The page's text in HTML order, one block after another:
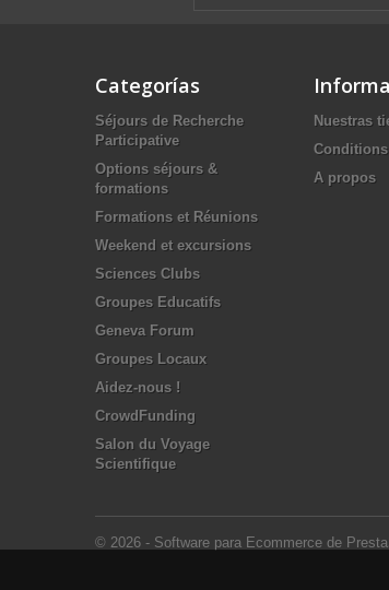
Categorías
Séjours de Recherche
Participative
Options séjours &
formations
Formations et Réunions
Weekend et excursions
Sciences Clubs
Groupes Educatifs
Geneva Forum
Groupes Locaux
Aidez-nous !
CrowdFunding
Salon du Voyage
Scientifique
Nuestras
A propos
© 2026 - Software para Ecommerce de